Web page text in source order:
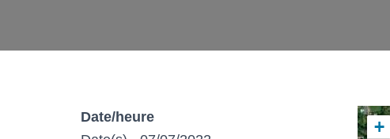
+
Date/heure